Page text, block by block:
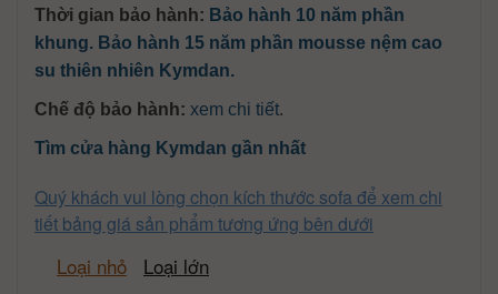
Thời gian bảo hành: Bảo hành 10 năm phần
khung. Bảo hành 15 năm phần mousse nệm cao
su thiên nhiên Kymdan.
Chế độ bảo hành: xem chi tiết.
Tìm cửa hàng Kymdan gần nhất
Quý khách vui lòng chọn kích thước sofa để xem chi
tiết bảng giá sản phẩm tương ứng bên dưới
Loại nhỏ
Loại lớn